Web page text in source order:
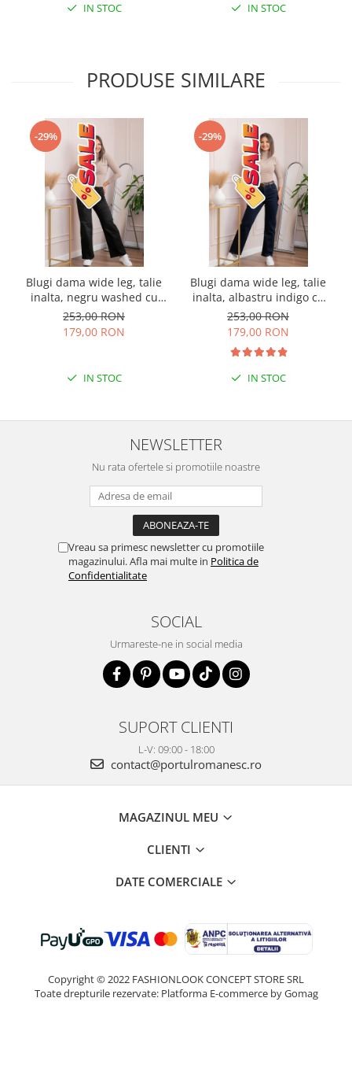
IN STOC IN STOC
PRODUSE SIMILARE
-29%
Blugi dama wide leg, talie
inalta, negru washed cu
buzunar cu strasuri —
Britney
253,00 RON
179,00 RON
IN STOC
-29%
Blugi dama wide leg, talie
inalta, albastru indigo cu
curea — Britney
253,00 RON
179,00 RON
IN STOC
NEWSLETTER
Nu rata ofertele si promotiile noastre
Vreau sa primesc newsletter cu promotiile
magazinului. Afla mai multe in Politica de
Confidentialitate
SOCIAL
Urmareste-ne in social media
SUPORT CLIENTI
L-V: 09:00 - 18:00
contact@portulromanesc.ro
MAGAZINUL MEU
CLIENTI
DATE COMERCIALE
Copyright © 2022 FASHIONLOOK CONCEPT STORE SRL
Toate drepturile rezervate: Platforma E-commerce by Gomag